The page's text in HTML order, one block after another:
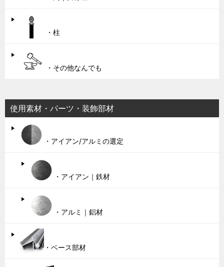
・柱
・その他なんでも
使用素材・パーツ・装飾部材
・アイアン/アルミの選定
・アイアン｜鉄材
・アルミ｜鋁材
・ベース部材